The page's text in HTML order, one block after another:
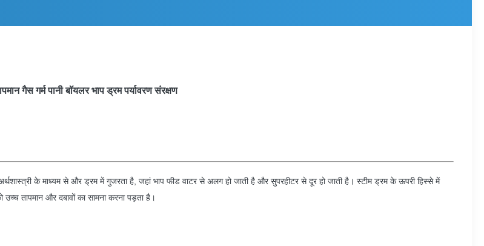
गैस गर्म पानी बॉयलर भाप ड्रम पर्यावरण संरक्षण
के माध्यम से और ड्रम में गुजरता है, जहां भाप फीड वाटर से अलग हो जाती है और सुपरहीटर से दूर हो जाती है। स्टीम ड्रम के ऊपरी हिस्से में
तापमान और दबावों का सामना करना पड़ता है।